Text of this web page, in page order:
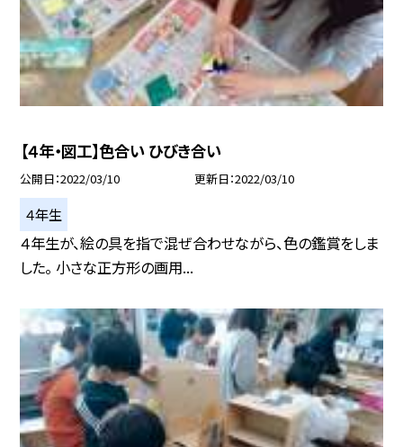
【４年・図工】色合い ひびき合い
公開日 2022/03/10 更新日 2022/03/10
４年生
４年生が、絵の具を指で混ぜ合わせながら、色の鑑賞をしま
した。 小さな正方形の画用...